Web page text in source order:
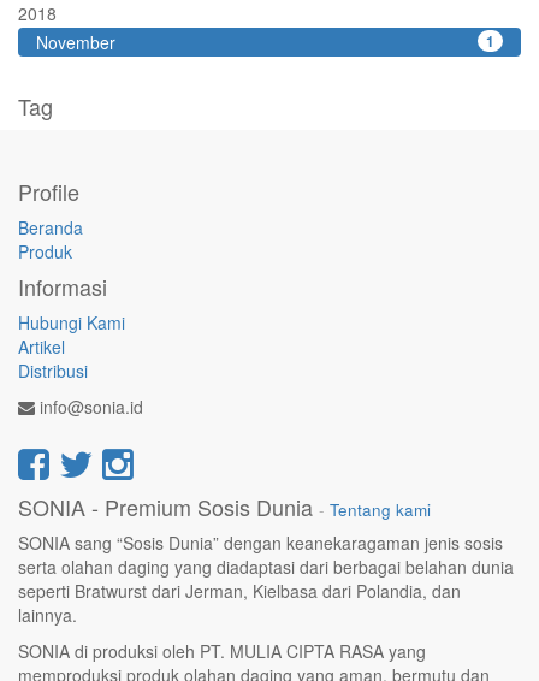
2018
November
1
Tag
Profile
Beranda
Produk
Informasi
Hubungi Kami
Artikel
Distribusi
info@sonia.id
SONIA - Premium Sosis Dunia - Tentang kami
SONIA sang “Sosis Dunia” dengan keanekaragaman jenis sosis
serta olahan daging yang diadaptasi dari berbagai belahan dunia
seperti Bratwurst dari Jerman, Kielbasa dari Polandia, dan
lainnya.
SONIA di produksi oleh PT. MULIA CIPTA RASA yang
memproduksi produk olahan daging yang aman, bermutu dan